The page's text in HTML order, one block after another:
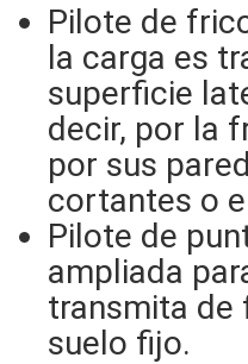
Pilote de
la carga es
superficie
decir, por la
por sus
cortantes o
Pilote de
ampliada
transmita de
suelo fijo.